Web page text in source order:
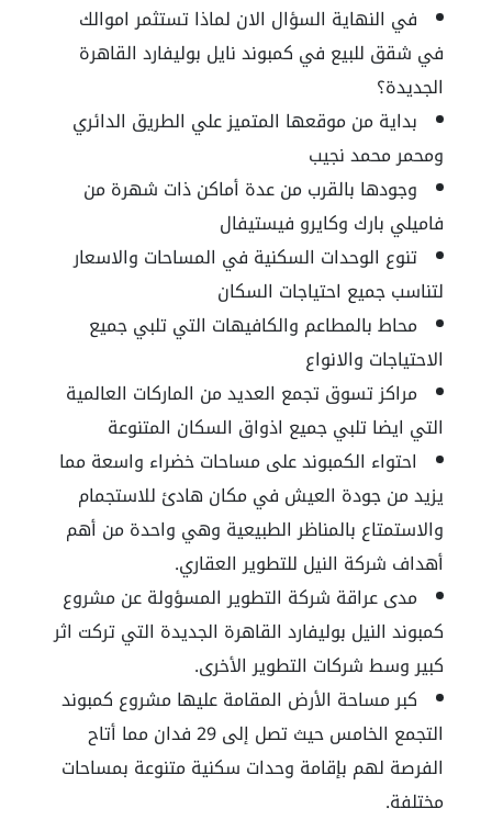
في النهاية السؤال الان لماذا تستثمر اموالك
في شقق للبيع في كمبوند نايل بوليفارد القاهرة
الجديدة؟
بداية من موقعها المتميز علي الطريق الدائري
ومحمر محمد نجيب
وجودها بالقرب من عدة أماكن ذات شهرة من
فاميلي بارك وكايرو فيستيفال
تنوع الوحدات السكنية في المساحات والاسعار
لتناسب جميع احتياجات السكان
محاط بالمطاعم والكافيهات التي تلبي جميع
الاحتياجات والانواع
مراكز تسوق تجمع العديد من الماركات العالمية
التي ايضا تلبي جميع اذواق السكان المتنوعة
احتواء الكمبوند على مساحات خضراء واسعة مما
يزيد من جودة العيش في مكان هادئ للاستجمام
والاستمتاع بالمناظر الطبيعية وهي واحدة من أهم
أهداف شركة النيل للتطوير العقاري.
مدى عراقة شركة التطوير المسؤولة عن مشروع
كمبوند النيل بوليفارد القاهرة الجديدة التي تركت اثر
كبير وسط شركات التطوير الأخرى.
كبر مساحة الأرض المقامة عليها مشروع كمبوند
التجمع الخامس حيث تصل إلى 29 فدان مما أتاح
الفرصة لهم بإقامة وحدات سكنية متنوعة بمساحات
مختلفة.